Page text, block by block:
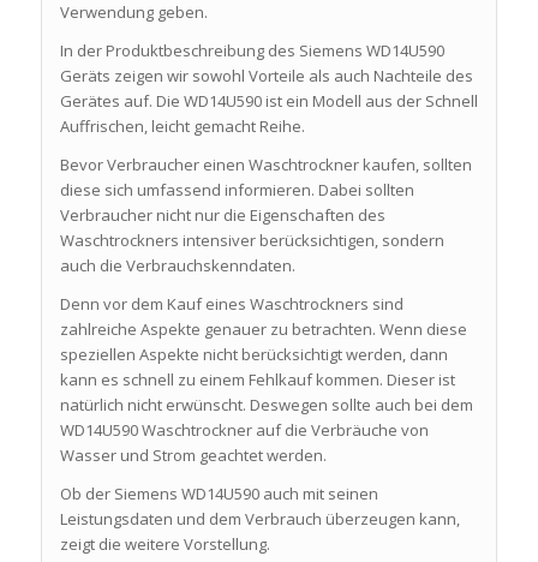
Verwendung geben.
In der Produktbeschreibung des Siemens WD14U590
Geräts zeigen wir sowohl Vorteile als auch Nachteile des
Gerätes auf. Die WD14U590 ist ein Modell aus der Schnell
Auffrischen, leicht gemacht Reihe.
Bevor Verbraucher einen Waschtrockner kaufen, sollten
diese sich umfassend informieren. Dabei sollten
Verbraucher nicht nur die Eigenschaften des
Waschtrockners intensiver berücksichtigen, sondern
auch die Verbrauchskenndaten.
Denn vor dem Kauf eines Waschtrockners sind
zahlreiche Aspekte genauer zu betrachten. Wenn diese
speziellen Aspekte nicht berücksichtigt werden, dann
kann es schnell zu einem Fehlkauf kommen. Dieser ist
natürlich nicht erwünscht. Deswegen sollte auch bei dem
WD14U590 Waschtrockner auf die Verbräuche von
Wasser und Strom geachtet werden.
Ob der Siemens WD14U590 auch mit seinen
Leistungsdaten und dem Verbrauch überzeugen kann,
zeigt die weitere Vorstellung.